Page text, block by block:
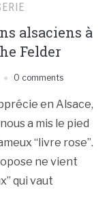
alsaciens à
Felder
0 comments
en Alsace,
a mis le pied
“livre rose”.
ne vient
qui vaut